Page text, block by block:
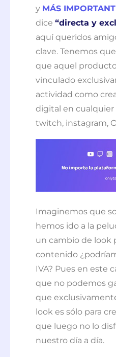
y MÁS
dice “directa y
aquí queridos
clave. Tenemos
que aquel
vinculado
actividad como
digital en
twitch, instagram,
Imaginemos que
hemos ido a la
un cambio de look
contenido
IVA? Pues en este
que no podemos
que
look es sólo para
que luego no lo
nuestro día a día.